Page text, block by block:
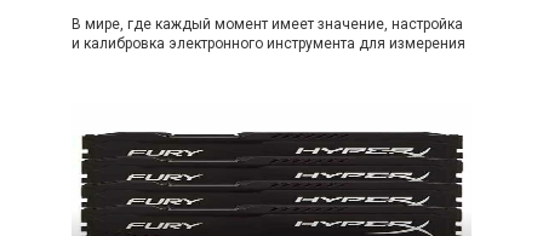
В мире, где каждый момент имеет значение, настройка
и калибровка электронного инструмента для измерения